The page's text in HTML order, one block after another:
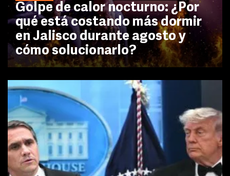
Golpe de calor nocturno: ¿Por
qué está costando más dormir
en Jalisco durante agosto y
cómo solucionarlo?